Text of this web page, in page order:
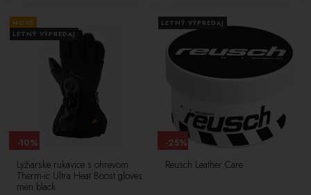
NOVÉ
LETNÝ VÝPREDAJ
Lyžiarske rukavice s ohrevom
Therm-ic Ultra Heat Boost gloves
men black
-10%
LETNÝ VÝPREDAJ
Reusch Leather Care
-25%